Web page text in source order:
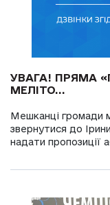
УВАГА! ПРЯМА
МЕЛІТО...
Мешканці громади
звернутися до
надати пропозиції